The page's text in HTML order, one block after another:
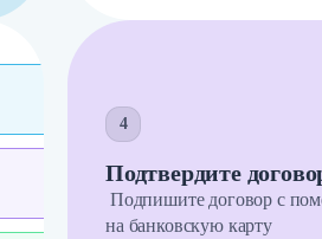
4
Подтвердите
Подпишите договор с
на банковскую карту